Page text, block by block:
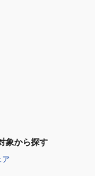
象から探す
ア